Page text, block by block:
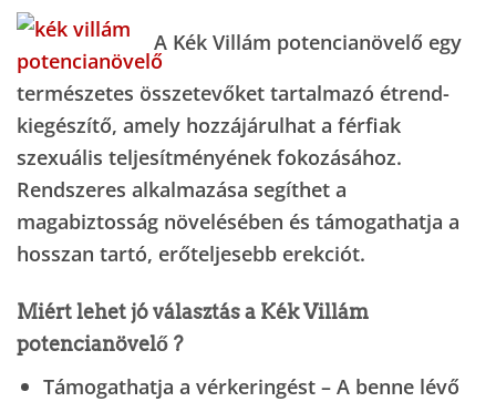
A Kék Villám potencianövelő egy
természetes összetevőket tartalmazó étrend-
kiegészítő, amely hozzájárulhat a férfiak
szexuális teljesítményének fokozásához.
Rendszeres alkalmazása segíthet a
magabiztosság növelésében és támogathatja a
hosszan tartó, erőteljesebb erekciót.
Miért lehet jó választás a Kék Villám
potencianövelő ?
Támogathatja a vérkeringést– A benne lévő